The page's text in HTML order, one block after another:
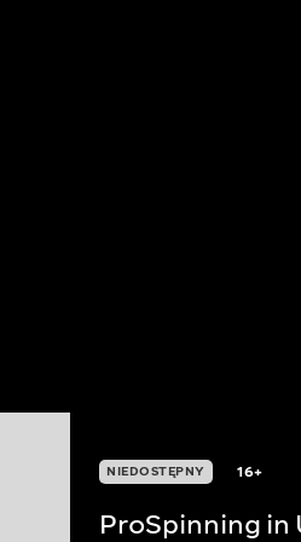
NIEDOSTĘPNY 16+
ProSpinning in